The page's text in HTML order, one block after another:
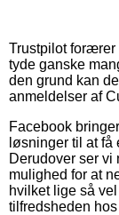
Trustpilot forærer
tyde ganske
den grund kan
anmeldelser af
Facebook
løsninger til at
Derudover ser vi
mulighed for at
hvilket lige så
tilfredsheden